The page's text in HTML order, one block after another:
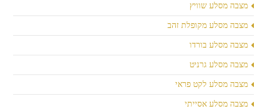
מצבה מסלע שוויץ
מצבה מסלע מקופלת זהב
מצבה מסלע בורדו
מצבה מסלע גרניט
מצבה מסלע לקט פראי
מצבה מסלע אסייתי